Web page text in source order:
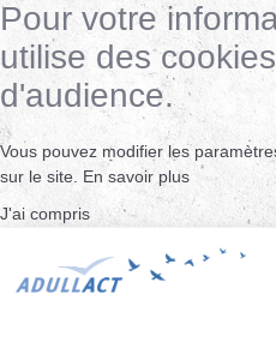
Pour votre
utilise des
d'audience.
Vous pouvez modifier les
sur le site. En savoir plus
J'ai compris